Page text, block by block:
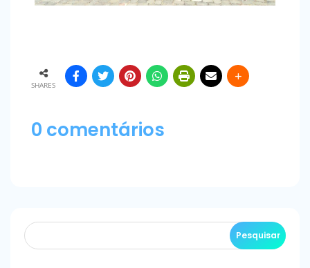
SHARES
0 comentários